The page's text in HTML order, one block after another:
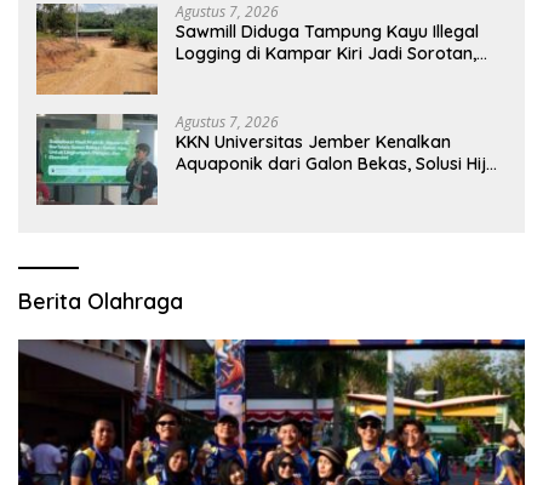
Agustus 7, 2026
Sawmill Diduga Tampung Kayu Illegal
Logging di Kampar Kiri Jadi Sorotan,
Agustus 7, 2026
KKN Universitas Jember Kenalkan
Aquaponik dari Galon Bekas, Solusi Hijau
Berita Olahraga